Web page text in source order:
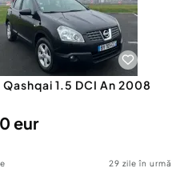
Qashqai 1.5 DCI An 2008
eur
29 zile în urmă